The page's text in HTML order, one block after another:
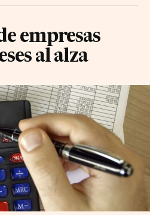
empresas
al alza